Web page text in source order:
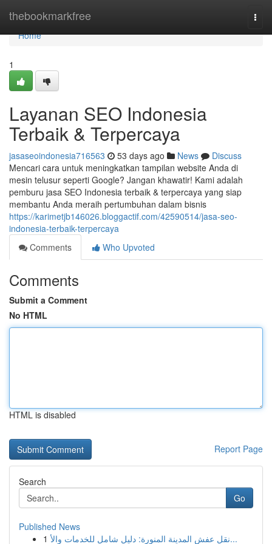
thebookmarkfree
Home
Home
1
Layanan SEO Indonesia
Terbaik & Terpercaya
jasaseoindonesia716563 53 days ago News
Discuss
Mencari cara untuk meningkatkan tampilan website Anda di
mesin telusur seperti Google? Jangan khawatir! Kami adalah
pemburu jasa SEO Indonesia terbaik & terpercaya yang siap
membantu Anda meraih pertumbuhan dalam bisnis
https://karimetjb146026.bloggactif.com/42590514/jasa-seo-
indonesia-terbaik-terpercaya
Comments
Who Upvoted
Comments
Submit a Comment
No HTML
HTML is disabled
Report Page
Search
Go
Published News
1
نقل عفش المدينة المنورة: دليل شامل للخدمات والأ...